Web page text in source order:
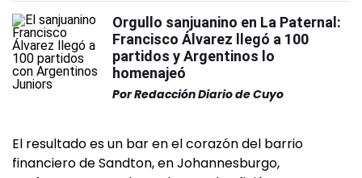
Orgullo sanjuanino en La Paternal:
Francisco Álvarez llegó a 100
partidos y Argentinos lo
homenajeó
PorRedacción Diario de Cuyo
El resultado es un bar en el corazón del barrio
financiero de Sandton, en Johannesburgo,